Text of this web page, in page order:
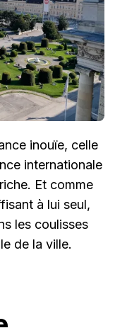
VIENNE
inouïe, celle
internationale
Et comme
à lui seul,
les coulisses
de la ville.